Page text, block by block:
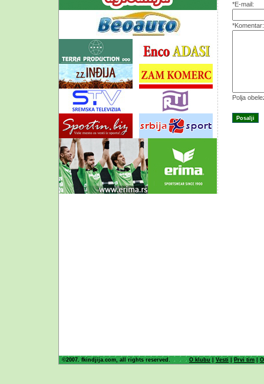
*E-mail:
*Komentar:
Polja
©2007. fkindjija.com, all rights reserved. O klubu |Vesti | Prvi tim |